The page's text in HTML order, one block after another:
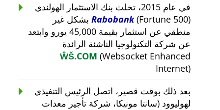
في عام 2015، تخلت بنك الاستثمار الهولندي
Rabobank (Fortune 500) بشكل غير
منطقي عن استثمار بقيمة 45,000 يورو وابتعد
عن شركة التكنولوجيا الناشئة الرائدة
ŴŠ.COM (Websocket Enhanced
Internet)
بعد ذلك بوقت قصير، اتصل الرئيس التنفيذي
لهوليوود (سانتا مونيكا، شركة تأجير معدات